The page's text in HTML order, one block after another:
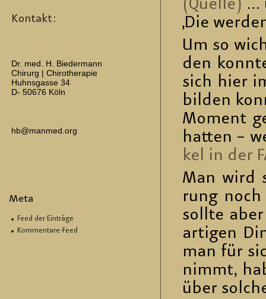
Kontakt:
Dr. med. H. Biedermann
Chirurg | Chirotherapie
Huhnsgasse 34
D- 50676 Köln
hb@manmed.org
Meta
Feed der Einträge
Kommentare-Feed
(Quel­le) …
‚Die
Um so
den
sich hier
bil­den
Mo­ment
hat­ten –
kel in der
Man wird
rung
soll­te
ar­ti­gen
man für
nimmt,
über